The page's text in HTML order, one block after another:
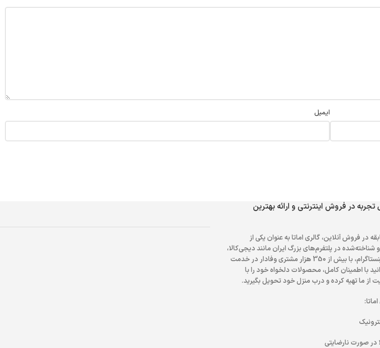
ایمیل
اماتا | 7 سال تجربه در فروش اینترنتی و ارائه بهترین
سال سابقه در فروش آنلاین، گالری اماتا به عنوان یکی از
در پلتفرم‌های بزرگ ایران مانند دیجی‌کالا،
باسلام و همچنین اینستاگرام، با بیش از 350 هزار مشتری وفادار در خدمت
با اطمینان کامل، محصولات دلخواه خود را با
از ما تهیه کرده و درب منزل خود تحویل بگیرید.
صورت نارضایتی